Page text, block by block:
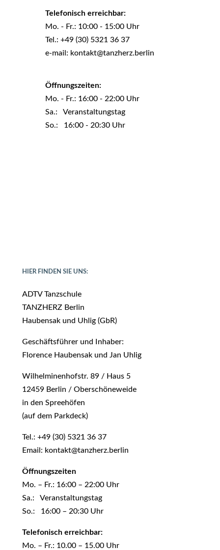
Telefonisch erreichbar:
Mo. - Fr.: 10:00 - 15:00 Uhr
Tel.: +49 (30) 5321 36 37
e-mail: kontakt@tanzherz.berlin
Öffnungszeiten:
Mo. - Fr.: 16:00 - 22:00 Uhr
Sa.: Veranstaltungstag
So.: 16:00 - 20:30 Uhr
HIER FINDEN SIE UNS:
ADTV Tanzschule
TANZHERZ Berlin
Haubensak und Uhlig (GbR)
Geschäftsführer und Inhaber:
Florence Haubensak und Jan Uhlig
Wilhelminenhofstr. 89 / Haus 5
12459 Berlin / Oberschöneweide
in den Spreehöfen
(auf dem Parkdeck)
Tel.: +49 (30) 5321 36 37
Email: kontakt@tanzherz.berlin
Öffnungszeiten
Mo. – Fr.: 16:00 – 22:00 Uhr
Sa.: Veranstaltungstag
So.: 16:00 – 20:30 Uhr
Telefonisch erreichbar:
Mo. – Fr.: 10.00 – 15.00 Uhr